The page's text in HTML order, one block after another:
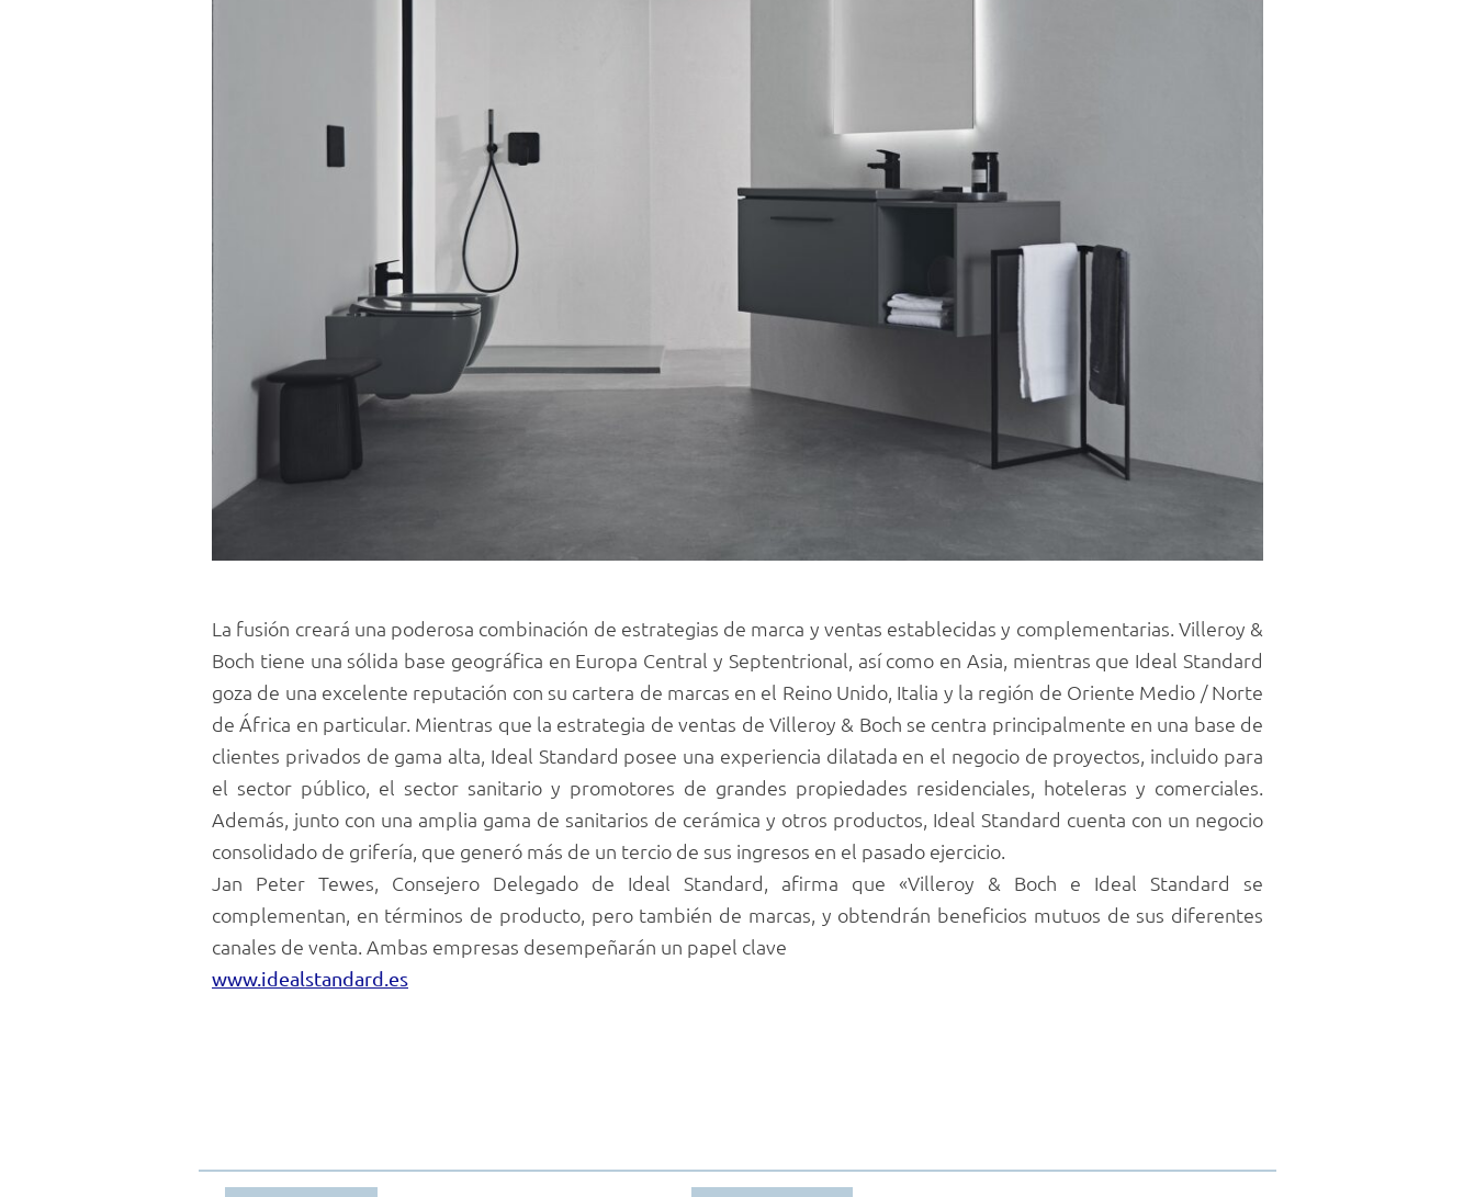
La fusión creará una poderosa combinación de estrategias de marca y ventas establecidas y complementarias. Villeroy &
Boch tiene una sólida base geográfica en Europa Central y Septentrional, así como en Asia, mientras que Ideal Standard
goza de una excelente reputación con su cartera de marcas en el Reino Unido, Italia y la región de Oriente Medio / Norte
de África en particular. Mientras que la estrategia de ventas de Villeroy & Boch se centra principalmente en una base de
clientes privados de gama alta, Ideal Standard posee una experiencia dilatada en el negocio de proyectos, incluido para
el sector público, el sector sanitario y promotores de grandes propiedades residenciales, hoteleras y comerciales.
Además, junto con una amplia gama de sanitarios de cerámica y otros productos, Ideal Standard cuenta con un negocio
consolidado de grifería, que generó más de un tercio de sus ingresos en el pasado ejercicio.
Jan Peter Tewes, Consejero Delegado de Ideal Standard, afirma que «Villeroy & Boch e Ideal Standard se
complementan, en términos de producto, pero también de marcas, y obtendrán beneficios mutuos de sus diferentes
canales de venta. Ambas empresas desempeñarán un papel clave
www.idealstandard.es